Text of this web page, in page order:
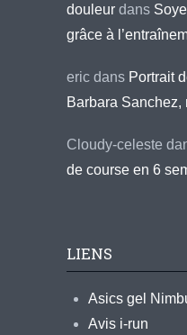
douleur dans
grâce à
eric dans Portrait
Barbara Sanchez,
Cloudy-celeste
de course en 6
LIENS
Asics gel
Avis i-run